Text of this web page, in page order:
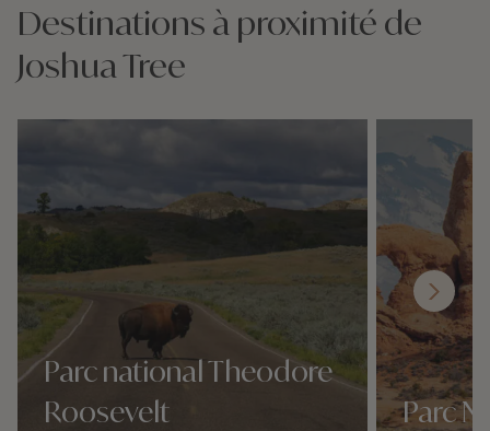
Destinations à proximité de
Joshua Tree
Parc national Theodore
Roosevelt
Parc